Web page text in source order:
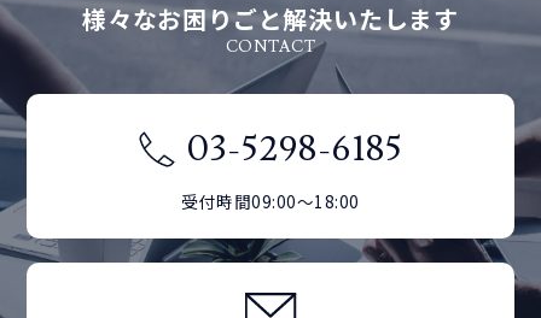
様々なお困りごと解決いたします
CONTACT
03-5298-6185
受付時間09:00～18:00